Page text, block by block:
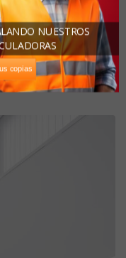
copias
NUESTROS